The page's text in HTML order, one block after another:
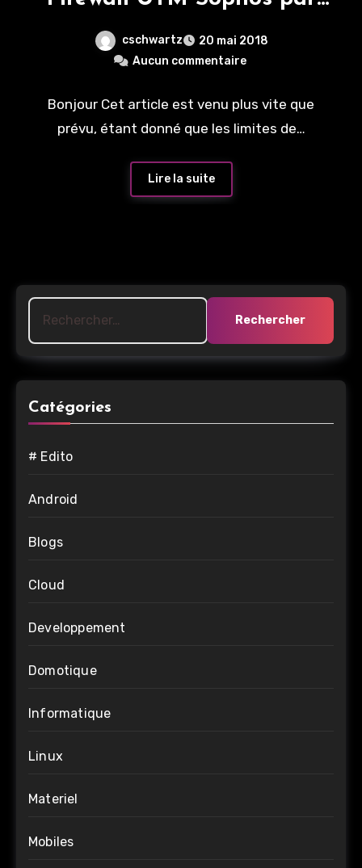
la solution OPNsense
cschwartz
20 mai 2018
Aucun commentaire
Bonjour Cet article est venu plus vite que
prévu, étant donné que les limites de…
Lire la suite
Rechercher :
Catégories
# Edito
Android
Blogs
Cloud
Developpement
Domotique
Informatique
Linux
Materiel
Mobiles